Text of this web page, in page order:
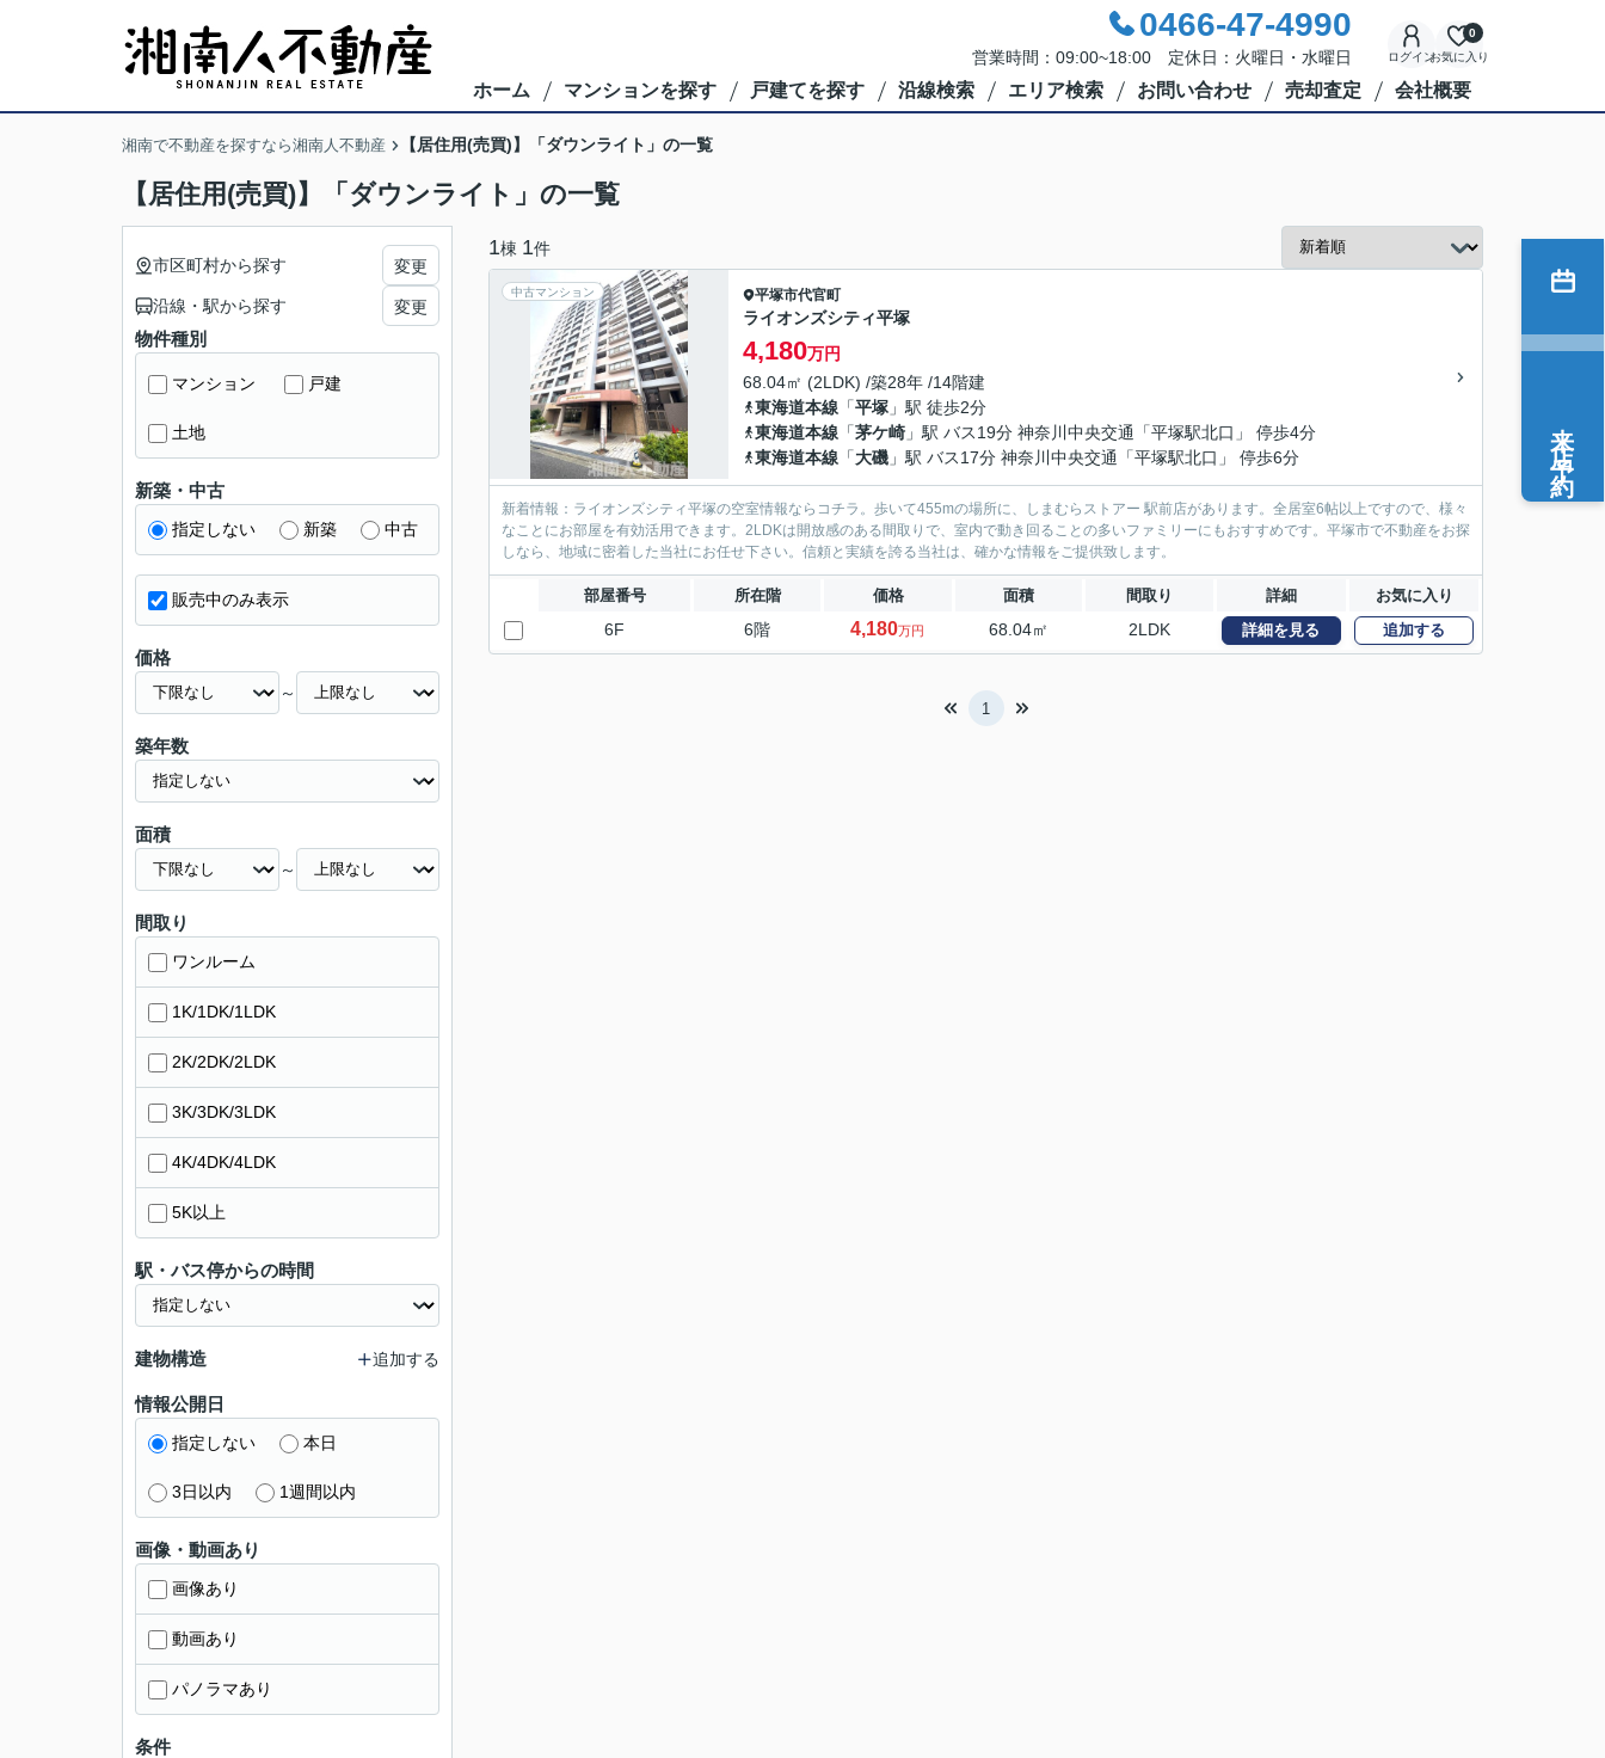
0466-47-4990
営業時間：09:00~18:00 定休日：火曜日・水曜日 ログインお気に入り
0
ホーム マンションを探す 戸建てを探す 沿線検索 エリア検索 お問い合わせ 売却査定 会社概要
湘南で不動産を探すなら湘南人不動産 【居住用(売買)】「ダウンライト」の一覧
【居住用(売買)】「ダウンライト」の一覧
1棟 1件
中古マンション 平塚市代官町
ライオンズシティ平塚
4,180万円
68.04㎡ (2LDK) /築28年 /14階建
東海道本線 「平塚 」駅 徒歩2分
東海道本線 「茅ケ崎 」駅 バス19分 神奈川中央交通「平塚駅北口」 停歩4分
東海道本線 「大磯 」駅 バス17分 神奈川中央交通「平塚駅北口」 停歩6分
新着情報：ライオンズシティ平塚の空室情報ならコチラ。歩いて455mの場所に、しまむらストアー 駅前店があります。全居室6帖以上ですので、様々
なことにお部屋を有効活用できます。2LDKは開放感のある間取りで、室内で動き回ることの多いファミリーにもおすすめです。平塚市で不動産をお探
しなら、地域に密着した当社にお任せ下さい。信頼と実績を誇る当社は、確かな情報をご提供致します。
部屋番号 所在階 価格 面積 間取り 詳細 お気に入り
6F 6階 4,180万円 68.04㎡ 2LDK 詳細を見る 追加する
1
市区町村から探す 変更
沿線・駅から探す 変更
物件種別
マンション 戸建
土地
新築・中古
指定しない 新築 中古
販売中のみ表示
価格
～
築年数
面積
～
間取り
ワンルーム
1K/1DK/1LDK
2K/2DK/2LDK
3K/3DK/3LDK
4K/4DK/4LDK
5K以上
駅・バス停からの時間
建物構造 追加する
情報公開日
指定しない 本日
3日以内 1週間以内
画像・動画あり
画像あり
動画あり
パノラマあり
条件
来店予約